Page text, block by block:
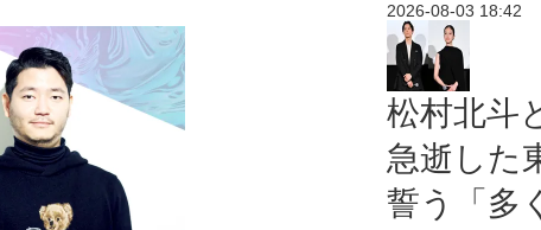
2026-08-03 18:42
松村北斗
急逝した
誓う「多